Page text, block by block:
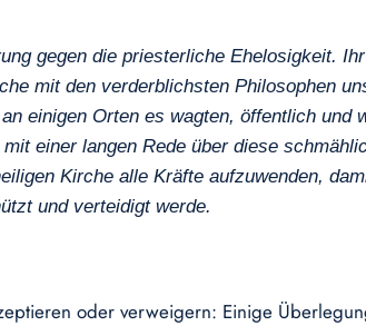
gegen die priesterliche Ehelosigkeit.
mit den verderblichsten Philosophen
einigen Orten es wagten, öffentlich und
einer langen Rede über diese
Kirche alle Kräfte aufzuwenden,
und verteidigt werde.
oder verweigern: Einige